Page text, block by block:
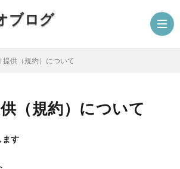
ブログ
提供（規約）について
（規約）について
ます